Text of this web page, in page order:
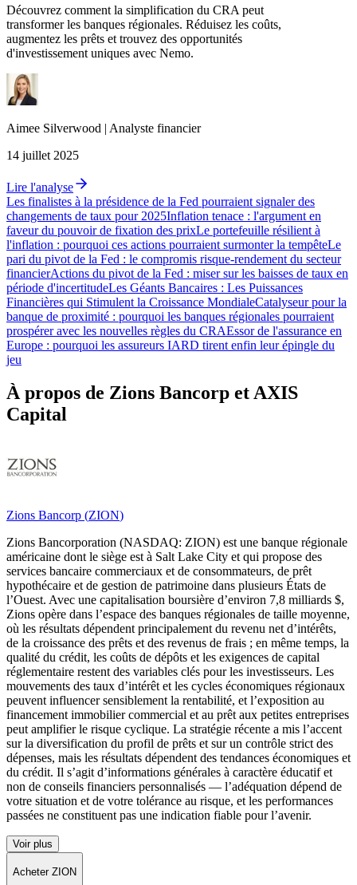
Découvrez comment la simplification du CRA peut
transformer les banques régionales. Réduisez les coûts,
augmentez les prêts et trouvez des opportunités
d'investissement uniques avec Nemo.
Aimee Silverwood | Analyste financier
14 juillet 2025
Lire l'analyse
Les finalistes à la présidence de la Fed pourraient signaler des
changements de taux pour 2025Inflation tenace : l'argument en
faveur du pouvoir de fixation des prixLe portefeuille résilient à
l'inflation : pourquoi ces actions pourraient surmonter la tempêteLe
pari du pivot de la Fed : le compromis risque-rendement du secteur
financierActions du pivot de la Fed : miser sur les baisses de taux en
période d'incertitudeLes Géants Bancaires : Les Puissances
Financières qui Stimulent la Croissance MondialeCatalyseur pour la
banque de proximité : pourquoi les banques régionales pourraient
prospérer avec les nouvelles règles du CRAEssor de l'assurance en
Europe : pourquoi les assureurs IARD tirent enfin leur épingle du
jeu
À propos de Zions Bancorp et AXIS
Capital
Zions Bancorp (ZION)
Zions Bancorporation (NASDAQ: ZION) est une banque régionale
américaine dont le siège est à Salt Lake City et qui propose des
services bancaire commerciaux et de consommateurs, de prêt
hypothécaire et de gestion de patrimoine dans plusieurs États de
l’Ouest. Avec une capitalisation boursière d’environ 7,8 milliards $,
Zions opère dans l’espace des banques régionales de taille moyenne,
où les résultats dépendent principalement du revenu net d’intérêts,
de la croissance des prêts et des revenus de frais ; en même temps, la
qualité du crédit, les coûts de dépôts et les exigences de capital
réglementaire restent des variables clés pour les investisseurs. Les
mouvements des taux d’intérêt et les cycles économiques régionaux
peuvent influencer sensiblement la rentabilité, et l’exposition au
financement immobilier commercial et au prêt aux petites entreprises
peut amplifier le risque cyclique. La stratégie récente a mis l’accent
sur la diversification du profil de prêts et sur un contrôle strict des
dépenses, mais les résultats dépendent des tendances économiques et
du crédit. Il s’agit d’informations générales à caractère éducatif et
non de conseils financiers personnalisés — l’adéquation dépend de
votre situation et de votre tolérance au risque, et les performances
passées ne constituent pas une indication fiable pour l’avenir.
Voir plus
Acheter ZION